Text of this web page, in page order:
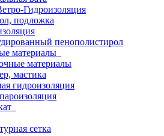
Гидроизоляция
подложка
пенополистирол
материалы
материалы
мастика
гидроизоляция
сетка